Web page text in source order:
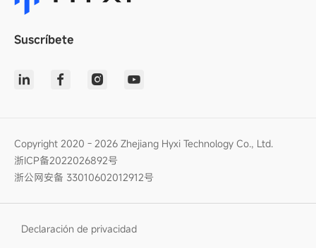
Suscríbete
Copyright 2020 - 2026 Zhejiang Hyxi Technology Co., Ltd.
浙ICP备2022026892号
浙公网安备 33010602012912号
Declaración de privacidad